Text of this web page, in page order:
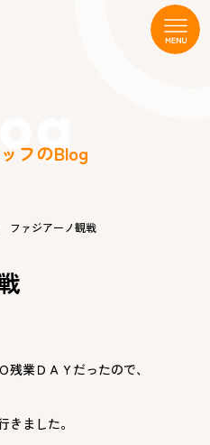
フのBlog
ァジアーノ観戦
業ＤＡＹだったので、
ました。